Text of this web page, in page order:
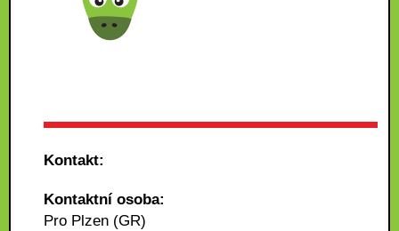
Kontakt:
Kontaktní osoba:
Pro Plzen (GR)